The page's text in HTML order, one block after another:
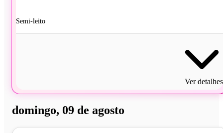
Semi-leito
Ver detalhes
domingo, 09 de agosto